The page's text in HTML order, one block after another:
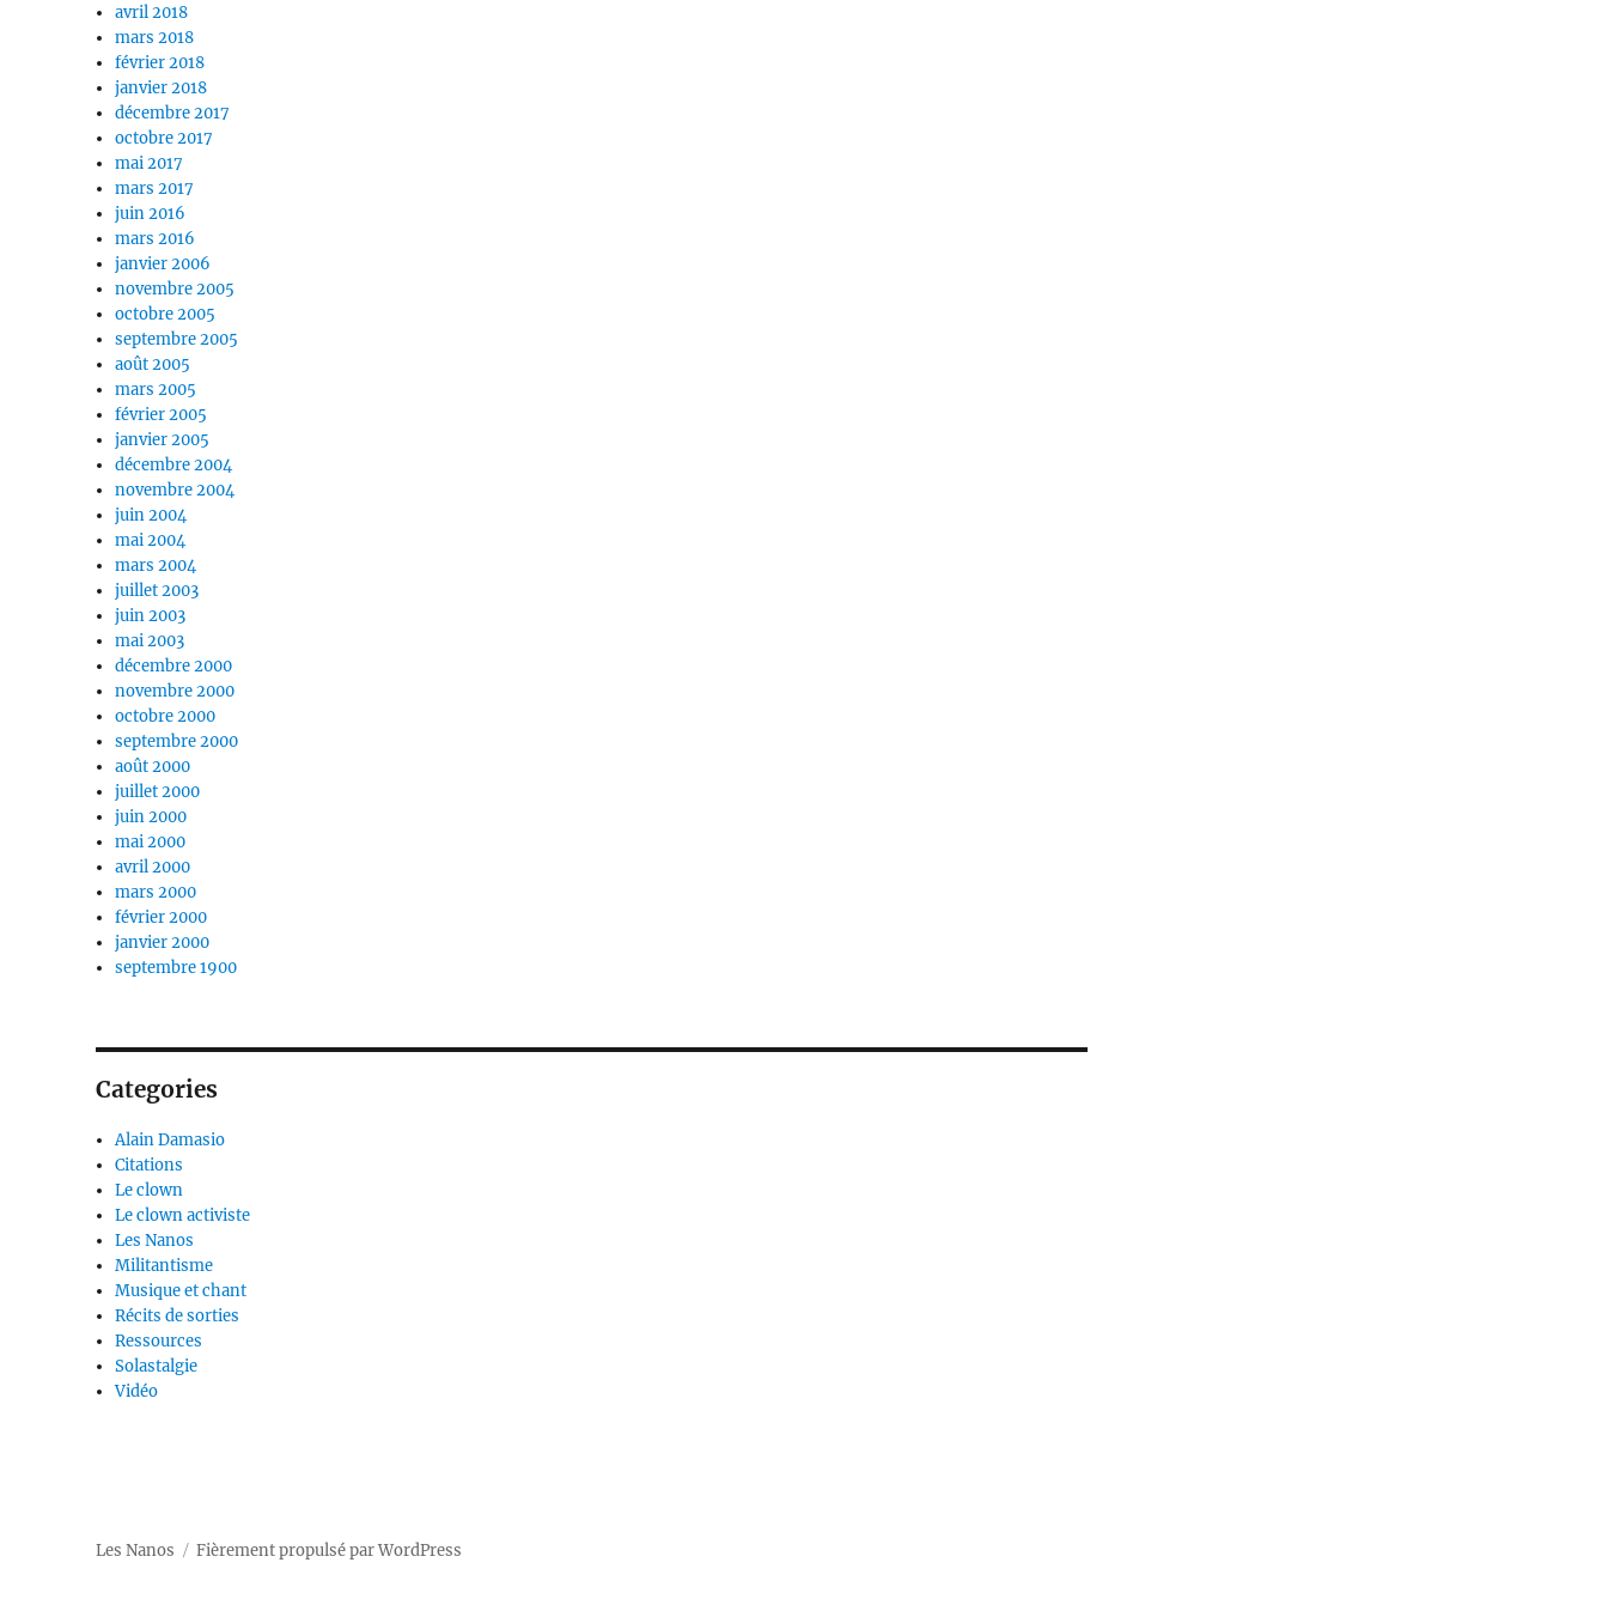
avril 2018
mars 2018
février 2018
janvier 2018
décembre 2017
octobre 2017
mai 2017
mars 2017
juin 2016
mars 2016
janvier 2006
novembre 2005
octobre 2005
septembre 2005
août 2005
mars 2005
février 2005
janvier 2005
décembre 2004
novembre 2004
juin 2004
mai 2004
mars 2004
juillet 2003
juin 2003
mai 2003
décembre 2000
novembre 2000
octobre 2000
septembre 2000
août 2000
juillet 2000
juin 2000
mai 2000
avril 2000
mars 2000
février 2000
janvier 2000
septembre 1900
Categories
Alain Damasio
Citations
Le clown
Le clown activiste
Les Nanos
Militantisme
Musique et chant
Récits de sorties
Ressources
Solastalgie
Vidéo
Les Nanos Fièrement propulsé par WordPress